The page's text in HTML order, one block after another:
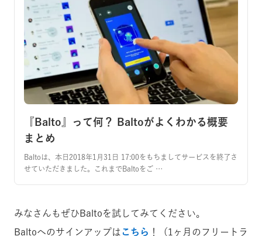
『Balto』って何？ Baltoがよくわかる概要
まとめ
Baltoは、本日2018年1月31日 17:00をもちましてサービスを終了さ
せていただきました。これまでBaltoをご …
みなさんもぜひBaltoを試してみてください。
Baltoへのサインアップは こちら ！（1ヶ月のフリートラ